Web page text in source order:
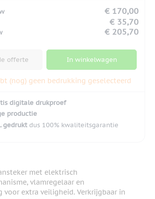
€ 170,00
€ 35,70
€ 205,70
offerte In winkelwagen
(nog) geen bedrukking geselecteerd
digitale drukproef
productie
gedruktdus 100% kwaliteitsgarantie
met elektrisch
vlamregelaar en
voor extra veiligheid. Verkrijgbaar in